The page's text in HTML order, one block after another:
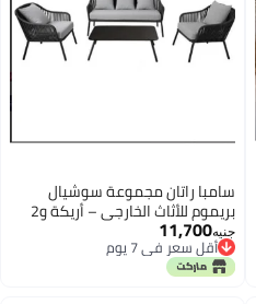
سامبا راتان مجموعة سوشيال
بريموم للأثاث الخارجي – أريكة و2
كرسي باللون الأسود الكلاسيكي
جنيه11,700
أقل سعر في 7 يوم
أقل سعر في 7 يوم